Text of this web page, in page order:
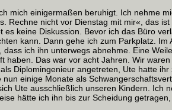
mich einigermaßen beruhigt. Ich nehme
Rechne nicht vor Dienstag mit mir«, das
es keine Diskussion. Bevor ich das Büro
kann. Dann gehe ich zum Parkplatz. Im
ich ihn unterwegs abnehme. Eine
haben. Das war vor acht Jahren. Wir
Diplomingenieur angetreten, Ute hatte
einige Monate als
Ute ausschließlich unseren Kindern. Ich
hätte ich ihn bis zur Scheidung